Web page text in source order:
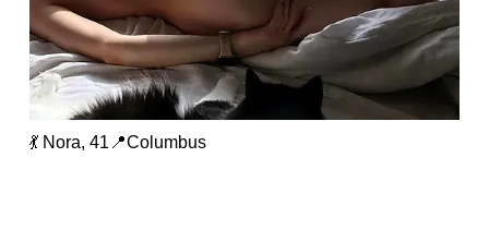
💃 Nora, 41📍Columbus